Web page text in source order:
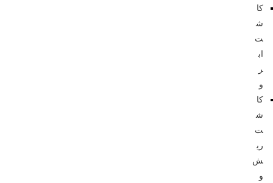
کا
ش
ت
اب
ر
و
کا
ش
ت
ری
ش
و